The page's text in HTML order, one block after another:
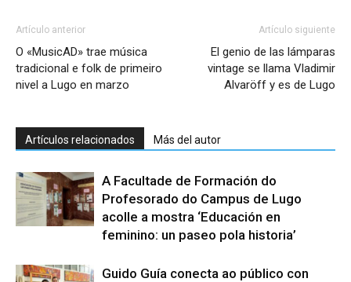
Artículo anterior
O «MusicAD» trae música
tradicional e folk de primeiro
nivel a Lugo en marzo
Artículo siguiente
El genio de las lámparas
vintage se llama Vladimir
Alvaröff y es de Lugo
Artículos relacionados Más del autor
A Facultade de Formación do
Profesorado do Campus de Lugo
acolle a mostra ‘Educación en
feminino: un paseo pola historia’
Guido Guía conecta ao público con